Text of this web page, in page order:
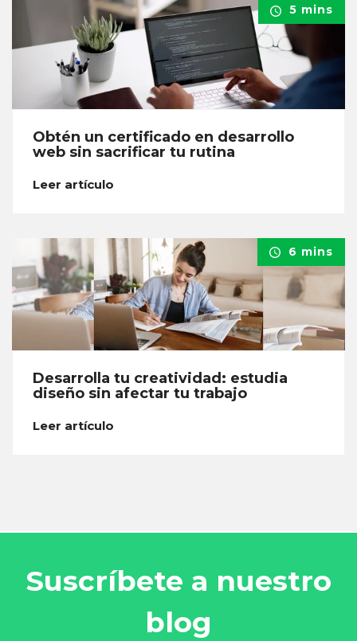
5 mins
Obtén un certificado en desarrollo
web sin sacrificar tu rutina
Leer artículo
6 mins
Desarrolla tu creatividad: estudia
diseño sin afectar tu trabajo
Leer artículo
Suscríbete a nuestro
blog